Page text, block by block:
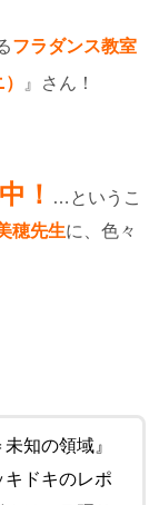
フラダンス教室
』さん！
！
…というこ
穂先生に、色々
知の領域』
キドキのレポ